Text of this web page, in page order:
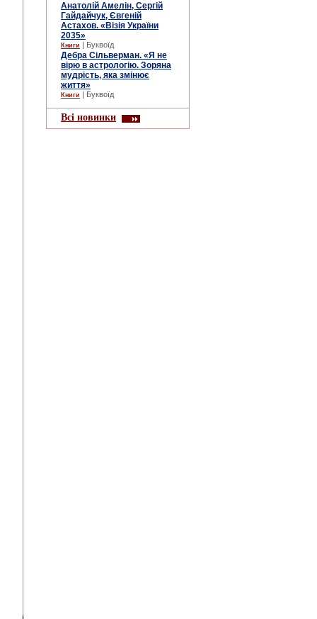
Анатолій Амелін, Сергій
Гайдайчук, Євгеній
Астахов. «Візія України
2035»
Книги | Буквоїд
Дебра Сільверман. «Я не
вірю в астрологію. Зоряна
мудрість, яка змінює
життя»
Книги | Буквоїд
Всі новинки